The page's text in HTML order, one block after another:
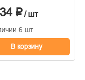
₽/ шт
6 шт
В корзину